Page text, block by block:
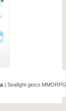
| Seafight gioco MMORPG